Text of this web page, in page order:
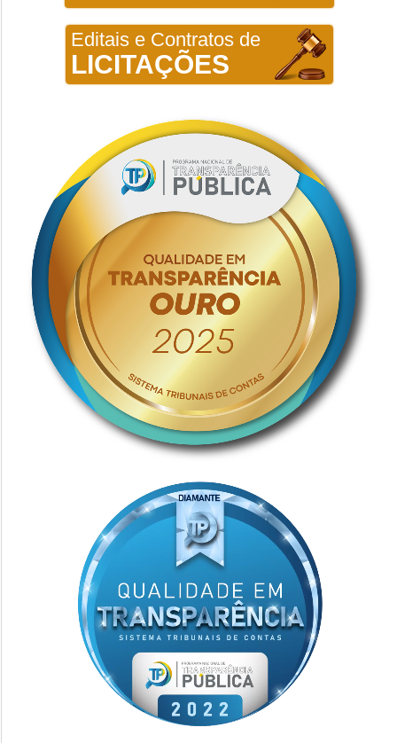
Editais e Contratos de
LICITAÇÕES